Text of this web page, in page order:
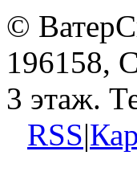
©
196158,
3 этаж.
RSS|